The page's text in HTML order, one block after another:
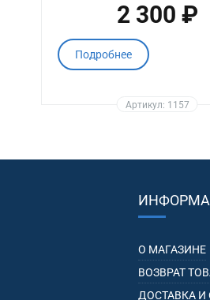
2 300 ₽
Подробнее
Артикул: 1157
О МАГАЗИНЕ
ВОЗВРАТ
ДОСТАВКА И